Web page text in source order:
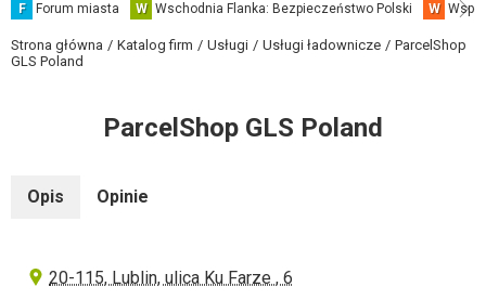
F Forum miasta W Wschodnia Flanka: Bezpieczeństwo Polski W
Strona główna Katalog firm Usługi Usługi ładownicze
ParcelShop
GLS Poland
ParcelShop GLS Poland
Opis Opinie
20-115, Lublin, ulica Ku Farze , 6